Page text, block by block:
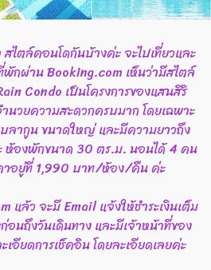
ไตล์คอนโดกันบ้างค่ะ จะไปเที่ยวและ
พักผ่าน Booking.com เห็นว่ามีสไตล์
Condo เป็นโครงการของแสนสิริ
นวยความสะดวกครบมาก โดยเฉพาะ
ลากูน ขนาดใหญ่ และมีความยาวถึง
ห้องพักขนาด 30 ตร.ม. นอนได้ 4 คน
คาอยู่ที่ 1,990 บาท/ห้อง/คืน ค่ะ
แล้ว จะมี Email แจ้งให้ชำระเงินเต็ม
นถึงวันเดินทาง และมีเจ้าหน้าที่ของ
เอียดการเช็คอิน โดยละเอียดเลยค่ะ